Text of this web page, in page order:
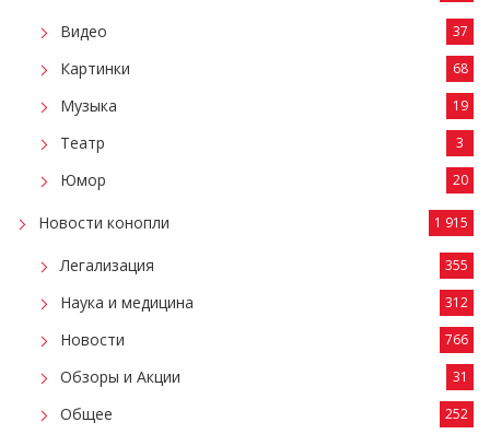
Видео 37
Картинки 68
Музыка 19
Театр 3
Юмор 20
Новости конопли 1 915
Легализация 355
Наука и медицина 312
Новости 766
Обзоры и Акции 31
Общее 252